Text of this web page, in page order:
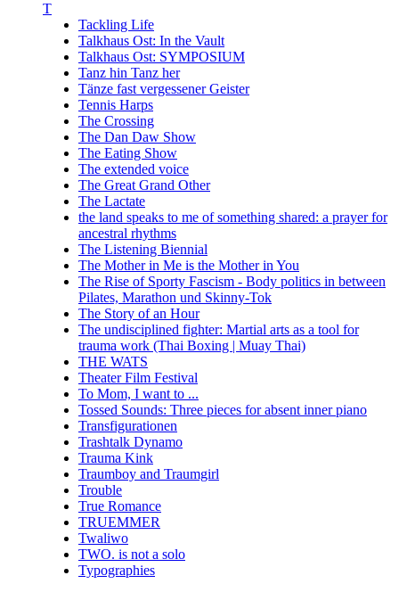
T
Tackling Life
Talkhaus Ost: In the Vault
Talkhaus Ost: SYMPOSIUM
Tanz hin Tanz her
Tänze fast vergessener Geister
Tennis Harps
The Crossing
The Dan Daw Show
The Eating Show
The extended voice
The Great Grand Other
The Lactate
the land speaks to me of something shared: a prayer for
ancestral rhythms
The Listening Biennial
The Mother in Me is the Mother in You
The Rise of Sporty Fascism - Body politics in between
Pilates, Marathon und Skinny-Tok
The Story of an Hour
The undisciplined fighter: Martial arts as a tool for
trauma work (Thai Boxing | Muay Thai)
THE WATS
Theater Film Festival
To Mom, I want to ...
Tossed Sounds: Three pieces for absent inner piano
Transfigurationen
Trashtalk Dynamo
Trauma Kink
Traumboy and Traumgirl
Trouble
True Romance
TRUEMMER
Twaliwo
TWO. is not a solo
Typographies